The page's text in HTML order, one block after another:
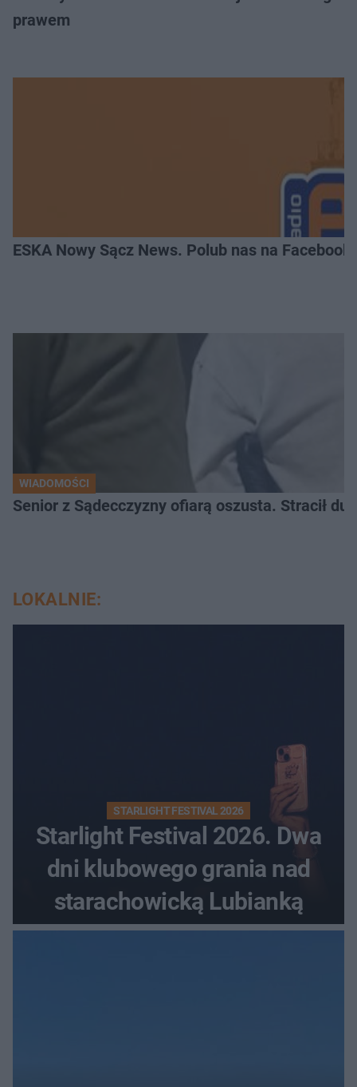
prawem
ESKA Nowy Sącz News. Polub nas na
WIADOMOŚCI
Senior z Sądecczyzny ofiarą oszusta. Stracił
LOKALNIE:
STARLIGHT FESTIVAL 2026
Starlight Festival 2026. Dwa
dni klubowego grania nad
starachowicką Lubianką